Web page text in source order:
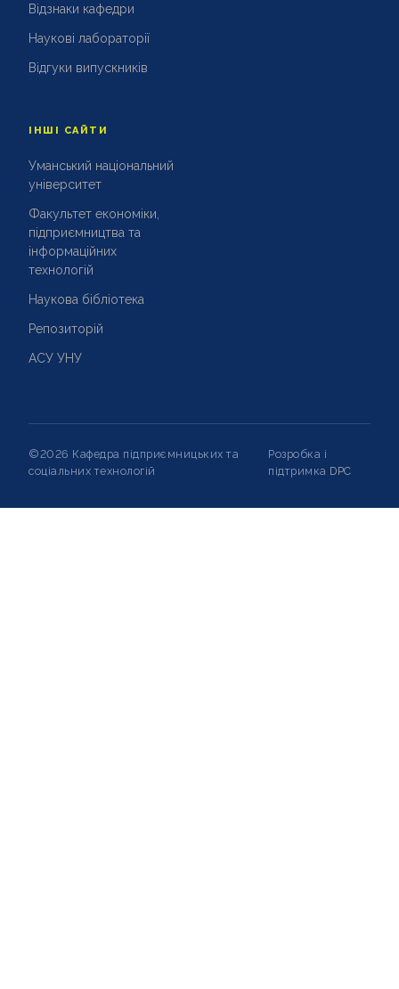
Відзнаки кафедри
Наукові лабораторії
Відгуки випускників
ІНШІ САЙТИ
Уманський національний
університет
Факультет економіки,
підприємництва та
інформаційних
технологій
Наукова бібліотека
Репозиторій
АСУ УНУ
©2026 Кафедра підприємницьких та
соціальних технологій
Розробка і
підтримка DPC